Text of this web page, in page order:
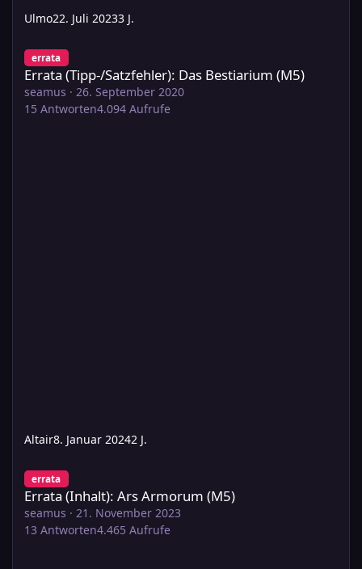
Ulmo22. Juli 20233 J.
errata
Errata (Tipp-/Satzfehler): Das Bestiarium (M5)
seamus · 26. September 2020
15 Antworten4.094 Aufrufe
Altair8. Januar 20242 J.
errata
Errata (Inhalt): Ars Armorum (M5)
seamus · 21. November 2023
13 Antworten4.465 Aufrufe